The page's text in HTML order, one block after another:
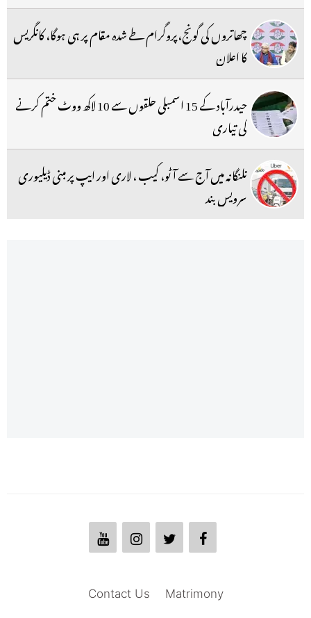
چھاتروں کی گونج،پروگرام طے شدہ مقام پر ہی ہوگا، کانگریس
کا اعلان
حیدرآباد کے 15 اسمبلی حلقوں سے 10 لاکھ ووٹ ختم کرنے
کی تیاری
تلنگانہ میں آج سے آٹو، کیب ، لاری اور ایپ پر مبنی ڈیلیوری
سرویس بند
Matrimony
Contact Us